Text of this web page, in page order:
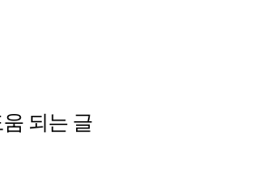
되는 글